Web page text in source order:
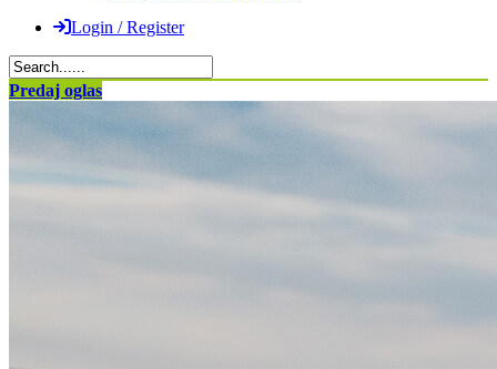
Login / Register
Predaj oglas